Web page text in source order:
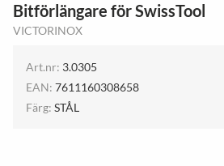
Bitförlängare för SwissTool
VICTORINOX
Art.nr: 3.0305
EAN: 7611160308658
Färg: STÅL